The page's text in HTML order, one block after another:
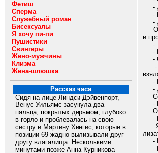
Фетиш
Сперма
Служебный роман
Бисексуалы
Я хочу пи-пи
Пушистики
Свингеры
Жено-мужчины
Клизма
Жена-шлюшка
Рассказ часа
Сидя на лице Линдси Дэйвенпорт,
Венус Уильямс засунула два
пальца, покрытых дерьмом, глубоко
в горло и проблевалась на свою
сестру и Мартину Хингис, которые в
позиции 69 жадно вылизывали друг
другу влагалища. Несколькими
минутами позже Анна Курникова
-
-
-
и
-
-
-
-
-
-
-
-
Я
-
-